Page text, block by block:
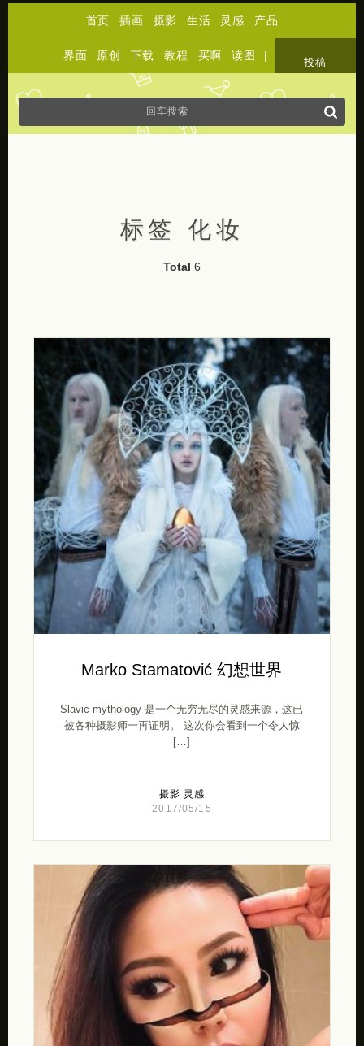
首页 插画 摄影 生活 灵感 产品
界面 原创 下载 教程 买啊 读图 |
投稿
标签 化妆
Total 6
Marko Stamatović 幻想世界
Slavic mythology 是一个无穷无尽的灵感来源，这已
被各种摄影师一再证明。 这次你会看到一个令人惊
[…]
摄影 灵感
2017/05/15